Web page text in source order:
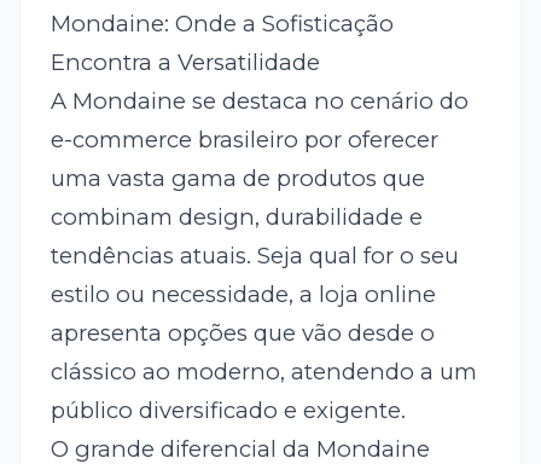
Mondaine: Onde a Sofisticação
Encontra a Versatilidade
A Mondaine se destaca no cenário do
e-commerce brasileiro por oferecer
uma vasta gama de produtos que
combinam design, durabilidade e
tendências atuais. Seja qual for o seu
estilo ou necessidade, a loja online
apresenta opções que vão desde o
clássico ao moderno, atendendo a um
público diversificado e exigente.
O grande diferencial da Mondaine